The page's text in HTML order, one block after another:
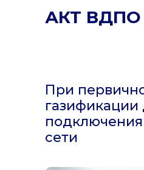
АКТ ВДПО
При
газификации
подключения
сети